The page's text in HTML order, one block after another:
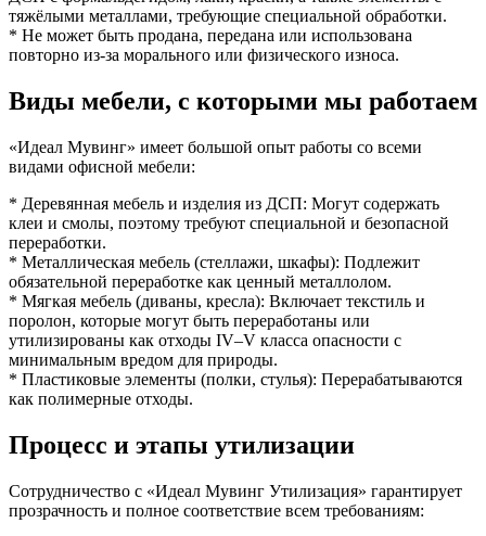
тяжёлыми металлами, требующие специальной обработки.
* Не может быть продана, передана или использована
повторно из-за морального или физического износа.
Виды мебели, с которыми мы работаем
«Идеал Мувинг» имеет большой опыт работы со всеми
видами офисной мебели:
* Деревянная мебель и изделия из ДСП: Могут содержать
клеи и смолы, поэтому требуют специальной и безопасной
переработки.
* Металлическая мебель (стеллажи, шкафы): Подлежит
обязательной переработке как ценный металлолом.
* Мягкая мебель (диваны, кресла): Включает текстиль и
поролон, которые могут быть переработаны или
утилизированы как отходы IV–V класса опасности с
минимальным вредом для природы.
* Пластиковые элементы (полки, стулья): Перерабатываются
как полимерные отходы.
Процесс и этапы утилизации
Сотрудничество с «Идеал Мувинг Утилизация» гарантирует
прозрачность и полное соответствие всем требованиям: